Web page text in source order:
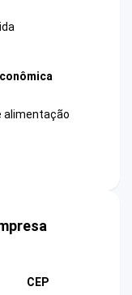
alimentação
CEP